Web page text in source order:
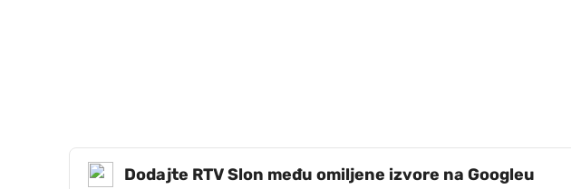
Dodajte RTV Slon među omiljene izvore na Googleu